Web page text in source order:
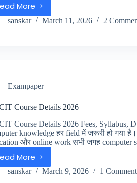
More
Tally
Course
Duration,
Fees
Salary
sanskar March 11, 2026 2
Exampaper
Course Details 2026
Course Details 2026 Fees,
knowledge हर field में जरूरी हो गया
और online work सभी जगह
More
MSCIT
Course
sanskar March 9, 2026 1 Comment